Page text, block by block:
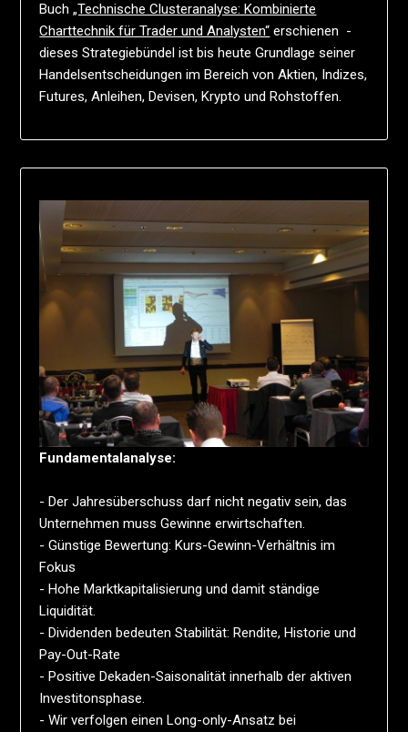
Buch„Technische Clusteranalyse: Kombinierte
Charttechnik für Trader und Analysten“ erschienen -
dieses Strategiebündel ist bis heute Grundlage seiner
Handelsentscheidungen im Bereich von Aktien, Indizes,
Futures, Anleihen, Devisen, Krypto und Rohstoffen.
Fundamentalanalyse:
- Der Jahresüberschuss darf nicht negativ sein, das
Unternehmen muss Gewinne erwirtschaften.
- Günstige Bewertung: Kurs-Gewinn-Verhältnis im
Fokus
- Hohe Marktkapitalisierung und damit ständige
Liquidität.
- Dividenden bedeuten Stabilität: Rendite, Historie und
Pay-Out-Rate
- Positive Dekaden-Saisonalität innerhalb der aktiven
Investitonsphase.
- Wir verfolgen einen Long-only-Ansatz bei